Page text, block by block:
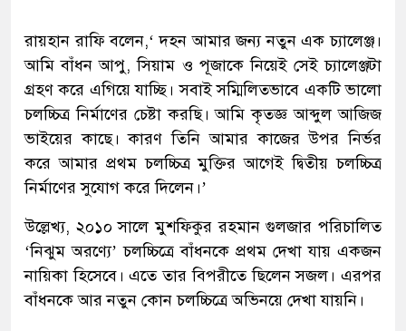
রায়হান রাফি বলেন,‘ দহন আমার জন্য নতুন এক চ্যালেঞ্জ।
আমি বাঁধন আপু, সিয়াম ও পূজাকে নিয়েই সেই চ্যালেঞ্জটা
গ্রহণ করে এগিয়ে যাচ্ছি। সবাই সম্মিলিতভাবে একটি ভালো
চলচ্চিত্র নির্মাণের চেষ্টা করছি। আমি কৃতজ্ঞ আব্দুল আজিজ
ভাইয়ের কাছে। কারণ তিনি আমার কাজের উপর নির্ভর
করে আমার প্রথম চলচ্চিত্র মুক্তির আগেই দ্বিতীয় চলচ্চিত্র
নির্মাণের সুযোগ করে দিলেন।’
উল্লেখ্য, ২০১০ সালে মুশফিকুর রহমান গুলজার পরিচালিত
‘নিঝুম অরণ্যে’ চলচ্চিত্রে বাঁধনকে প্রথম দেখা যায় একজন
নায়িকা হিসেবে। এতে তার বিপরীতে ছিলেন সজল। এরপর
বাঁধনকে আর নতুন কোন চলচ্চিত্রে অভিনয়ে দেখা যায়নি।